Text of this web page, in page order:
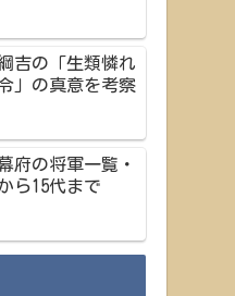
吉の「生類憐れ
」の真意を考察
府の将軍一覧・
ら15代まで